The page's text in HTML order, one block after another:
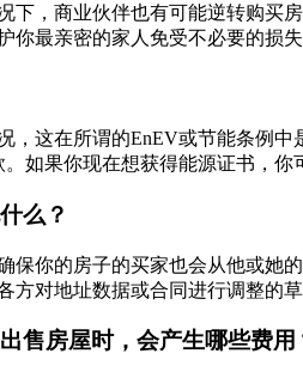
下，商业伙伴也有可能逆转购
最亲密的家人免受不必要的损
，这在所谓的EnEV或节能条例
如果你现在想获得能源证书，你
么？
保你的房子的买家也会从他或
对地址数据或合同进行调整的
售房屋时，会产生哪些费用